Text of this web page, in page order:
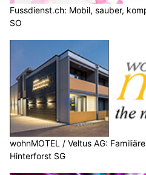
Fussdienst.ch: Mobil, sauber,
SO
wohnMOTEL / Veltus AG:
Hinterforst SG